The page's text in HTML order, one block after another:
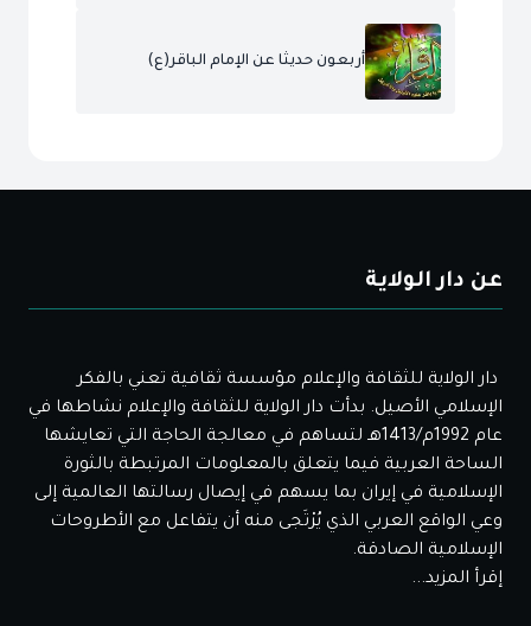
أربعون حديثا عن الإمام الباقر(ع)
عن دار الولاية
دار الولاية للثقافة والإعلام مؤسسة ثقافية تعني بالفكر
الإسلامي الأصيل. بدأت دار الولاية للثقافة والإعلام نشاطها في
عام 1992م/1413هـ لتساهم في معالجة الحاجة التي تعايشها
الساحة العربية فيما يتعلق بالمعلومات المرتبطة بالثورة
الإسلامية في إيران بما يسهم في إيصال رسالتها العالمية إلى
وعي الواقع العربي الذي يُرْتَجى منه أن يتفاعل مع الأطروحات
الإسلامية الصادقة.
إقرأ المزيد...